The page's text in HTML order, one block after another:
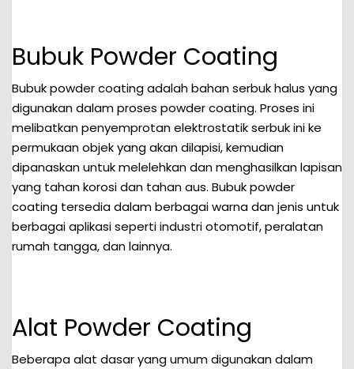
Bubuk Powder Coating
Bubuk powder coating adalah bahan serbuk halus yang
digunakan dalam proses powder coating. Proses ini
melibatkan penyemprotan elektrostatik serbuk ini ke
permukaan objek yang akan dilapisi, kemudian
dipanaskan untuk melelehkan dan menghasilkan lapisan
yang tahan korosi dan tahan aus. Bubuk powder
coating tersedia dalam berbagai warna dan jenis untuk
berbagai aplikasi seperti industri otomotif, peralatan
rumah tangga, dan lainnya.
Alat Powder Coating
Beberapa alat dasar yang umum digunakan dalam